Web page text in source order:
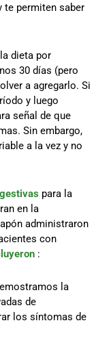
te permiten saber
dieta por
30 días (pero
a agregarlo. Si
y luego
señal de que
Sin embargo,
a la vez y no
para la
en la
administraron
con
:
la
de
los síntomas de